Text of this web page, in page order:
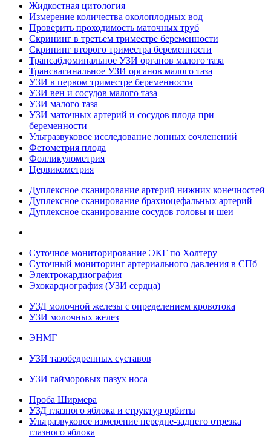
Жидкостная цитология
Измерение количества околоплодных вод
Проверить проходимость маточных труб
Скрининг в третьем триместре беременности
Скрининг второго триместра беременности
Трансабдоминальное УЗИ органов малого таза
Трансвагинальное УЗИ органов малого таза
УЗИ в первом триместре беременности
УЗИ вен и сосудов малого таза
УЗИ малого таза
УЗИ маточных артерий и сосудов плода при
беременности
Ультразвуковое исследование лонных сочленений
Фетометрия плода
Фолликулометрия
Цервикометрия
Дуплексное сканирование артерий нижних конечностей
Дуплексное сканирование брахиоцефальных артерий
Дуплексное сканирование сосудов головы и шеи
Суточное мониторирование ЭКГ по Холтеру
Суточный мониторинг артериального давления в СПб
Электрокардиография
Эхокардиография (УЗИ сердца)
УЗД молочной железы с определением кровотока
УЗИ молочных желез
ЭНМГ
УЗИ тазобедренных суставов
УЗИ гайморовых пазух носа
Проба Ширмера
УЗД глазного яблока и структур орбиты
Ультразвуковое измерение передне-заднего отрезка
глазного яблока